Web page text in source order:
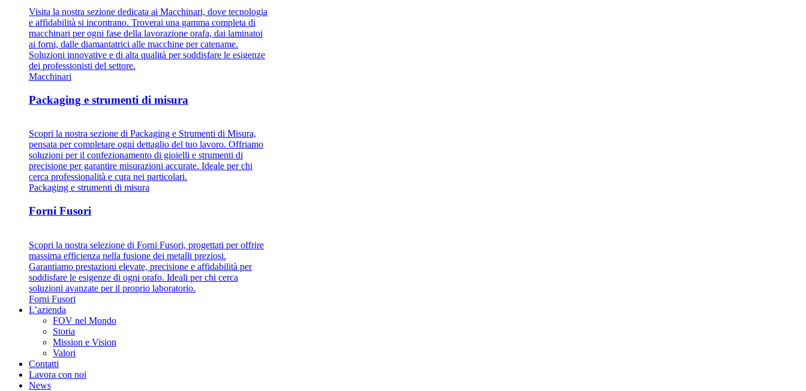
Visita la nostra sezione dedicata ai Macchinari, dove tecnologia
e affidabilità si incontrano. Troverai una gamma completa di
macchinari per ogni fase della lavorazione orafa, dai laminatoi
ai forni, dalle diamantatrici alle macchine per catename.
Soluzioni innovative e di alta qualità per soddisfare le esigenze
dei professionisti del settore.
Macchinari
Packaging e strumenti di misura
Scopri la nostra sezione di Packaging e Strumenti di Misura,
pensata per completare ogni dettaglio del tuo lavoro. Offriamo
soluzioni per il confezionamento di gioielli e strumenti di
precisione per garantire misurazioni accurate. Ideale per chi
cerca professionalità e cura nei particolari.
Packaging e strumenti di misura
Forni Fusori
Scopri la nostra selezione di Forni Fusori, progettati per offrire
massima efficienza nella fusione dei metalli preziosi.
Garantiamo prestazioni elevate, precisione e affidabilità per
soddisfare le esigenze di ogni orafo. Ideali per chi cerca
soluzioni avanzate per il proprio laboratorio.
Forni Fusori
L’azienda
FOV nel Mondo
Storia
Mission e Vision
Valori
Contatti
Lavora con noi
News